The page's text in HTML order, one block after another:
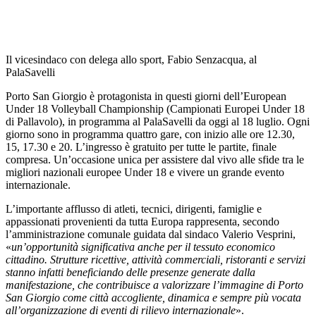
Il vicesindaco con delega allo sport, Fabio Senzacqua, al
PalaSavelli
Porto San Giorgio è protagonista in questi giorni dell’European
Under 18 Volleyball Championship (Campionati Europei Under 18
di Pallavolo), in programma al PalaSavelli da oggi al 18 luglio. Ogni
giorno sono in programma quattro gare, con inizio alle ore 12.30,
15, 17.30 e 20. L’ingresso è gratuito per tutte le partite, finale
compresa. Un’occasione unica per assistere dal vivo alle sfide tra le
migliori nazionali europee Under 18 e vivere un grande evento
internazionale.
L’importante afflusso di atleti, tecnici, dirigenti, famiglie e
appassionati provenienti da tutta Europa rappresenta, secondo
l’amministrazione comunale guidata dal sindaco Valerio Vesprini,
«un’opportunità significativa anche per il tessuto economico
cittadino. Strutture ricettive, attività commerciali, ristoranti e servizi
stanno infatti beneficiando delle presenze generate dalla
manifestazione, che contribuisce a valorizzare l’immagine di Porto
San Giorgio come città accogliente, dinamica e sempre più vocata
all’organizzazione di eventi di rilievo internazionale».